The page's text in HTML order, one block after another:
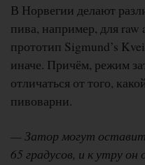
В Норвегии делают
пива, например, для raw
прототип Sigmund’s
иначе. Причём, режим
отличаться от того,
пивоварни.
— Затор могут
65 градусов, и к утру